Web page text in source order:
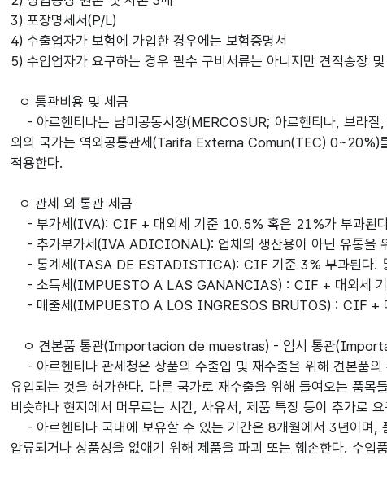
3) 포장명세서(P/L)
4) 수출업자가 보험에 가입한 경우에는 보험증명서
5) 수입업자가 요구하는 경우 필수 구비서류는 아니지만 견적송장
ㅇ 통관비용 및 세금
- 아르헨티나는 남미공동시장(MERCOSUR; 아르헨티나, 브라질,
외의 국가는 역외공통관세(Tarifa Externa Comun(TEC) 0~20%)
적용한다.
ㅇ 관세 외 통관 세금
- 부가세(IVA): CIF + 대외세 기준 10.5% 혹은 21%가 부과된
- 추가부가세(IVA ADICIONAL): 업체의 생산용이 아닌 유통을
- 통계세(TASA DE ESTADISTICA): CIF 기준 3% 부과된다. 통
- 소득세(IMPUESTO A LAS GANANCIAS) : CIF + 대외세 기
- 매출세(IMPUESTO A LOS INGRESOS BRUTOS) : CIF +
ㅇ 견본품 통관(Importacion de muestras) - 임시 통관
- 아르헨티나 관세청은 상품의 수출입 및 재수출을 위해 견본품
유입되는 것을 허가한다. 다른 국가로 재수출을 위해 들여오는 품
비슷하나 현지에서 머무르는 시간, 사유서, 제품 특징 등이 추가로 요
- 아르헨티나 국내에 보유할 수 있는 기간은 8개월에서 3년이며,
압류되거나 상품성을 없애기 위해 제품을 파괴 또는 훼손한다. 수입